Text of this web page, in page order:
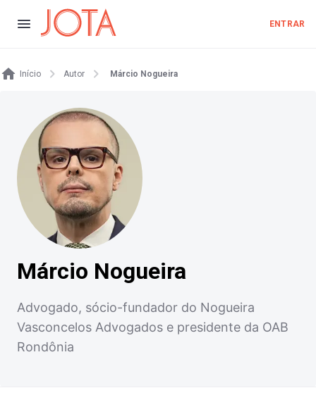
ENTRAR
Início Autor Márcio Nogueira
Márcio Nogueira
Advogado, sócio-fundador do Nogueira
Vasconcelos Advogados e presidente da OAB
Rondônia